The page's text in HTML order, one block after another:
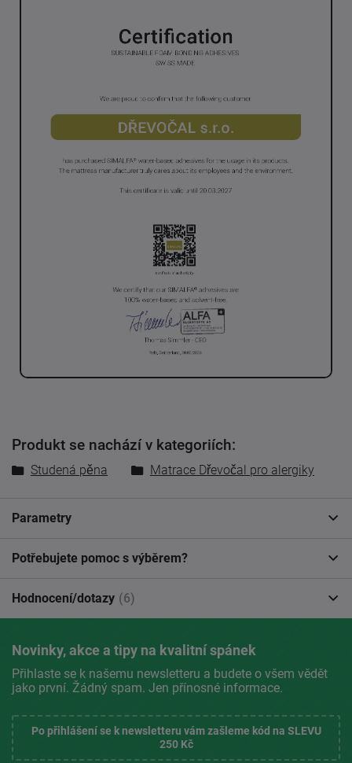
Produkt se nachází v kategoriích:
Studená pěna Matrace Dřevočal pro alergiky
Parametry
Potřebujete pomoc s výběrem?
Hodnocení/dotazy (6)
Novinky, akce a tipy na kvalitní spánek
Přihlaste se k našemu newsletteru a budete o všem vědět
jako první. Žádný spam. Jen přínosné informace.
Po přihlášení se k newsletteru vám zašleme kód na SLEVU
250 Kč